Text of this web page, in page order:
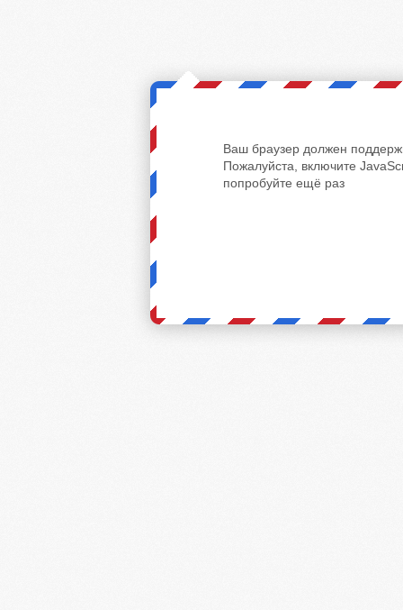
Ваш браузер должен
Пожалуйста, включите
попробуйте ещё раз